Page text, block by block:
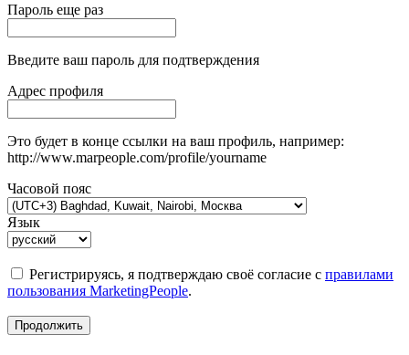
Пароль еще раз
Введите ваш пароль для подтверждения
Адрес профиля
Это будет в конце ссылки на ваш профиль, например:
http://www.marpeople.com/profile/yourname
Часовой пояс
Язык
Регистрируясь, я подтверждаю своё согласие с правилами
пользования MarketingPeople.
Продолжить